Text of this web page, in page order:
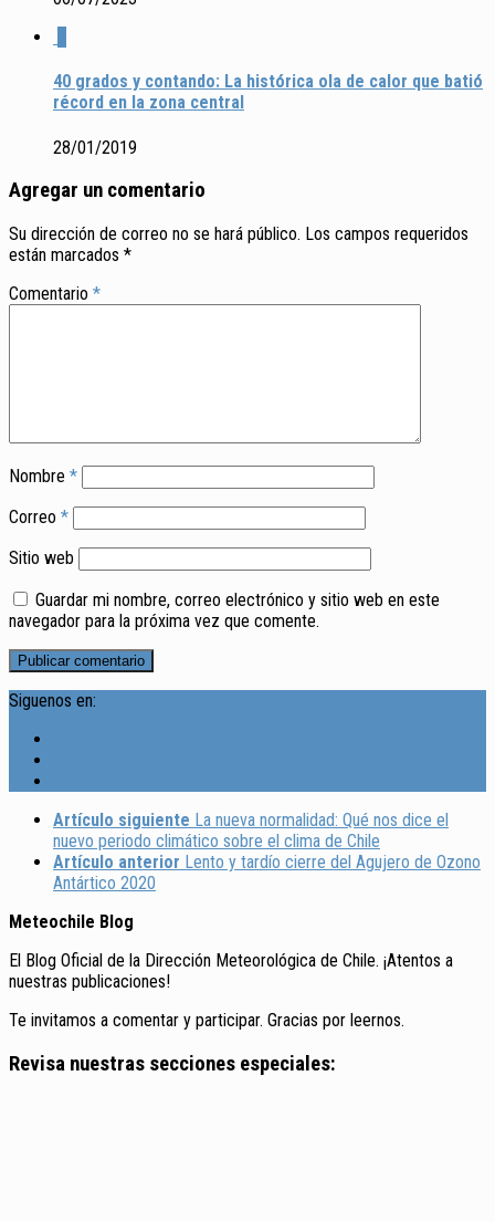
40 grados y contando: La histórica ola de calor que batió
récord en la zona central
28/01/2019
Agregar un comentario
Su dirección de correo no se hará público. Los campos requeridos
están marcados *
Comentario *
Nombre *
Correo *
Sitio web
Guardar mi nombre, correo electrónico y sitio web en este
navegador para la próxima vez que comente.
Siguenos en:
Artículo siguiente La nueva normalidad: Qué nos dice el
nuevo periodo climático sobre el clima de Chile
Artículo anterior Lento y tardío cierre del Agujero de Ozono
Antártico 2020
Meteochile Blog
El Blog Oficial de la Dirección Meteorológica de Chile. ¡Atentos a
nuestras publicaciones!
Te invitamos a comentar y participar. Gracias por leernos.
Revisa nuestras secciones especiales: